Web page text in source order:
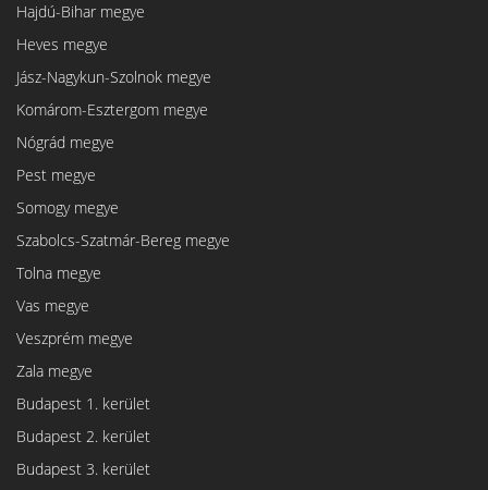
Hajdú-Bihar megye
Heves megye
Jász-Nagykun-Szolnok megye
Komárom-Esztergom megye
Nógrád megye
Pest megye
Somogy megye
Szabolcs-Szatmár-Bereg megye
Tolna megye
Vas megye
Veszprém megye
Zala megye
Budapest 1. kerület
Budapest 2. kerület
Budapest 3. kerület